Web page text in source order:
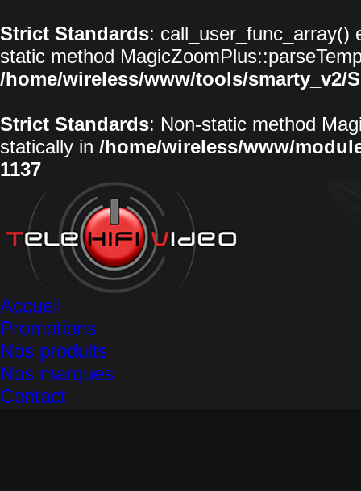
Strict Standards: call_user_func_array()
static method
/home/wireless/www/tools/smarty_v2/
Strict Standards: Non-static method
statically in /home/wireless/www/
1137
Accueil
Promotions
Nos produits
Nos marques
Contact